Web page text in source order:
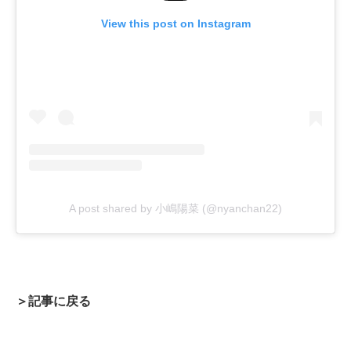
View this post on Instagram
A post shared by 小嶋陽菜 (@nyanchan22)
＞記事に戻る